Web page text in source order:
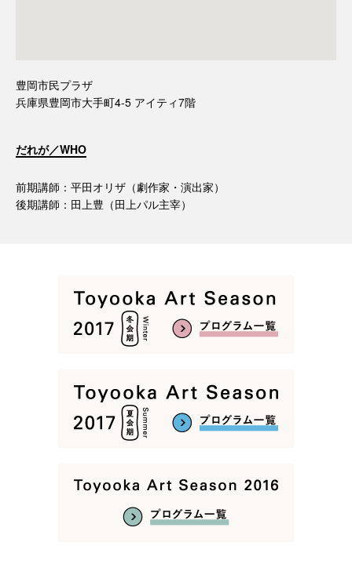
豊岡市民プラザ
兵庫県豊岡市大手町4-5 アイティ7階
だれが／WHO
前期講師：平田オリザ（劇作家・演出家）
後期講師：田上豊（田上パル主宰）